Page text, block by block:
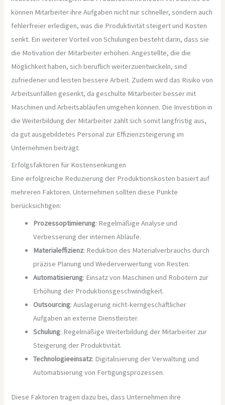
können Mitarbeiter ihre Aufgaben nicht nur schneller, sondern auch
fehlerfreier erledigen, was die Produktivität steigert und Kosten
senkt. Ein weiterer Vorteil von Schulungen besteht darin, dass sie
die Motivation der Mitarbeiter erhöhen. Angestellte, die die
Möglichkeit haben, sich beruflich weiterzuentwickeln, sind
zufriedener und leisten bessere Arbeit. Zudem wird das Risiko von
Arbeitsunfällen gesenkt, da geschulte Mitarbeiter besser mit
Maschinen und Arbeitsabläufen umgehen können. Die Investition in
die Weiterbildung der Mitarbeiter zahlt sich somit langfristig aus,
da gut ausgebildetes Personal zur Effizienzsteigerung im
Unternehmen beiträgt.
Erfolgsfaktoren für Kostensenkungen
Eine erfolgreiche Reduzierung der Produktionskosten basiert auf
mehreren Faktoren. Unternehmen sollten diese Punkte
berücksichtigen:
Prozessoptimierung: Regelmäßige Analyse und
Verbesserung der internen Abläufe.
Materialeffizienz: Reduktion des Materialverbrauchs durch
präzise Planung und Wiederverwertung von Resten.
Automatisierung: Einsatz von Maschinen und Robotern zur
Erhöhung der Produktionsgeschwindigkeit.
Outsourcing: Auslagerung nicht-kerngeschäftlicher
Aufgaben an externe Dienstleister.
Schulung: Regelmäßige Weiterbildung der Mitarbeiter zur
Steigerung der Produktivität.
Technologieeinsatz: Digitalisierung der Verwaltung und
Automatisierung von Fertigungsprozessen.
Diese Faktoren tragen dazu bei, dass Unternehmen ihre